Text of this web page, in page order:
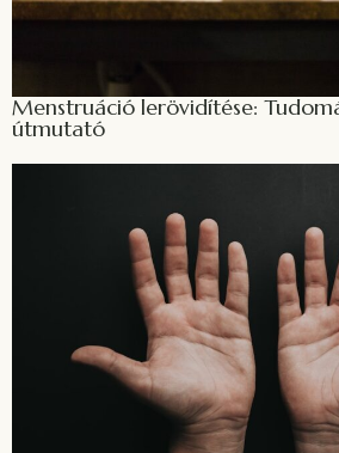
Menstruáció lerövidítése:
útmutató